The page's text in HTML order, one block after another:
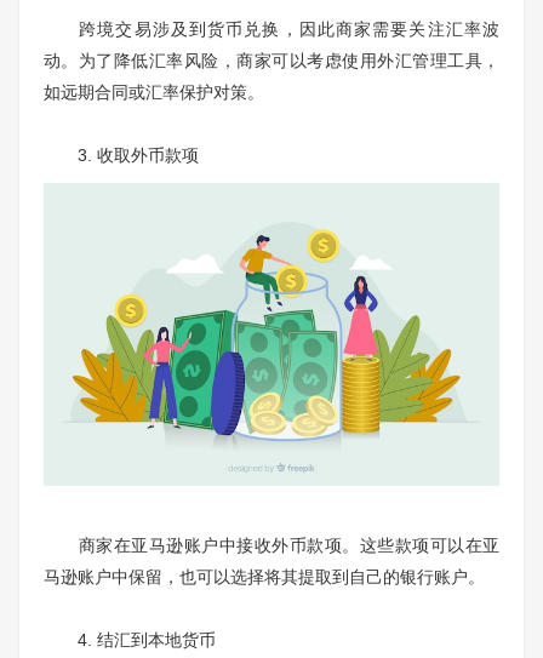
跨境交易涉及到货币兑换，因此商家需要关注汇率波
动。为了降低汇率风险，商家可以考虑使用外汇管理工具，
如远期合同或汇率保护对策。
3. 收取外币款项
商家在亚马逊账户中接收外币款项。这些款项可以在亚
马逊账户中保留，也可以选择将其提取到自己的银行账户。
4. 结汇到本地货币